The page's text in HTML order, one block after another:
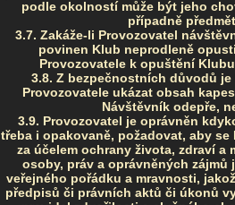
podle okolností může být jeho
případně
3.7. Zakáže-li Provozovatel
povinen Klub neprodleně
Provozovatele k opuštění
3.8. Z bezpečnostních důvodů
Provozovatele ukázat obsah
Návštěvník odepře,
3.9. Provozovatel je oprávněn
třeba i opakovaně, požadovat, aby
za účelem ochrany života, zdraví
osoby, práv a oprávněných
veřejného pořádku a mravnosti,
předpisů či právních aktů či úkonů